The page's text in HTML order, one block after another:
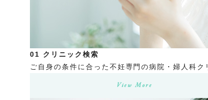
01 クリニック検索
ご自身の条件に合った不妊専門の病院・婦人科
View More